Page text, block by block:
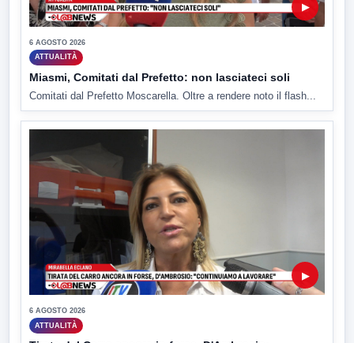
▶
6 AGOSTO 2026
ATTUALITÀ
Miasmi, Comitati dal Prefetto: non lasciateci soli
Comitati dal Prefetto Moscarella. Oltre a rendere noto il flash...
▶
6 AGOSTO 2026
ATTUALITÀ